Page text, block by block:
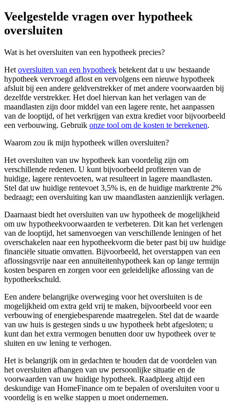
Veelgestelde vragen over hypotheek
oversluiten
Wat is het oversluiten van een hypotheek precies?
Het oversluiten van een hypotheek betekent dat u uw bestaande
hypotheek vervroegd aflost en vervolgens een nieuwe hypotheek
afsluit bij een andere geldverstrekker of met andere voorwaarden bij
dezelfde verstrekker. Het doel hiervan kan het verlagen van de
maandlasten zijn door middel van een lagere rente, het aanpassen
van de looptijd, of het verkrijgen van extra krediet voor bijvoorbeeld
een verbouwing. Gebruik onze tool om de kosten te berekenen.
Waarom zou ik mijn hypotheek willen oversluiten?
Het oversluiten van uw hypotheek kan voordelig zijn om
verschillende redenen. U kunt bijvoorbeeld profiteren van de
huidige, lagere rentevoeten, wat resulteert in lagere maandlasten.
Stel dat uw huidige rentevoet 3,5% is, en de huidige marktrente 2%
bedraagt; een oversluiting kan uw maandlasten aanzienlijk verlagen.
Daarnaast biedt het oversluiten van uw hypotheek de mogelijkheid
om uw hypotheekvoorwaarden te verbeteren. Dit kan het verlengen
van de looptijd, het samenvoegen van verschillende leningen of het
overschakelen naar een hypotheekvorm die beter past bij uw huidige
financiële situatie omvatten. Bijvoorbeeld, het overstappen van een
aflossingsvrije naar een annuïteitenhypotheek kan op lange termijn
kosten besparen en zorgen voor een geleidelijke aflossing van de
hypotheekschuld.
Een andere belangrijke overweging voor het oversluiten is de
mogelijkheid om extra geld vrij te maken, bijvoorbeeld voor een
verbouwing of energiebesparende maatregelen. Stel dat de waarde
van uw huis is gestegen sinds u uw hypotheek hebt afgesloten; u
kunt dan het extra vermogen benutten door uw hypotheek over te
sluiten en uw lening te verhogen.
Het is belangrijk om in gedachten te houden dat de voordelen van
het oversluiten afhangen van uw persoonlijke situatie en de
voorwaarden van uw huidige hypotheek. Raadpleeg altijd een
deskundige van HomeFinance om te bepalen of oversluiten voor u
voordelig is en welke stappen u moet ondernemen.